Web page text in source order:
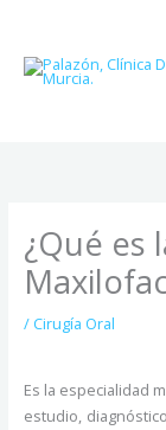
contenido
¿Qué es
/ Cirugía Oral
Es la especialidad
estudio,